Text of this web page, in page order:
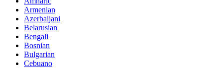
Armenian
Azerbaijani
Belarusian
Bengali
Bosnian
Bulgarian
Cebuano